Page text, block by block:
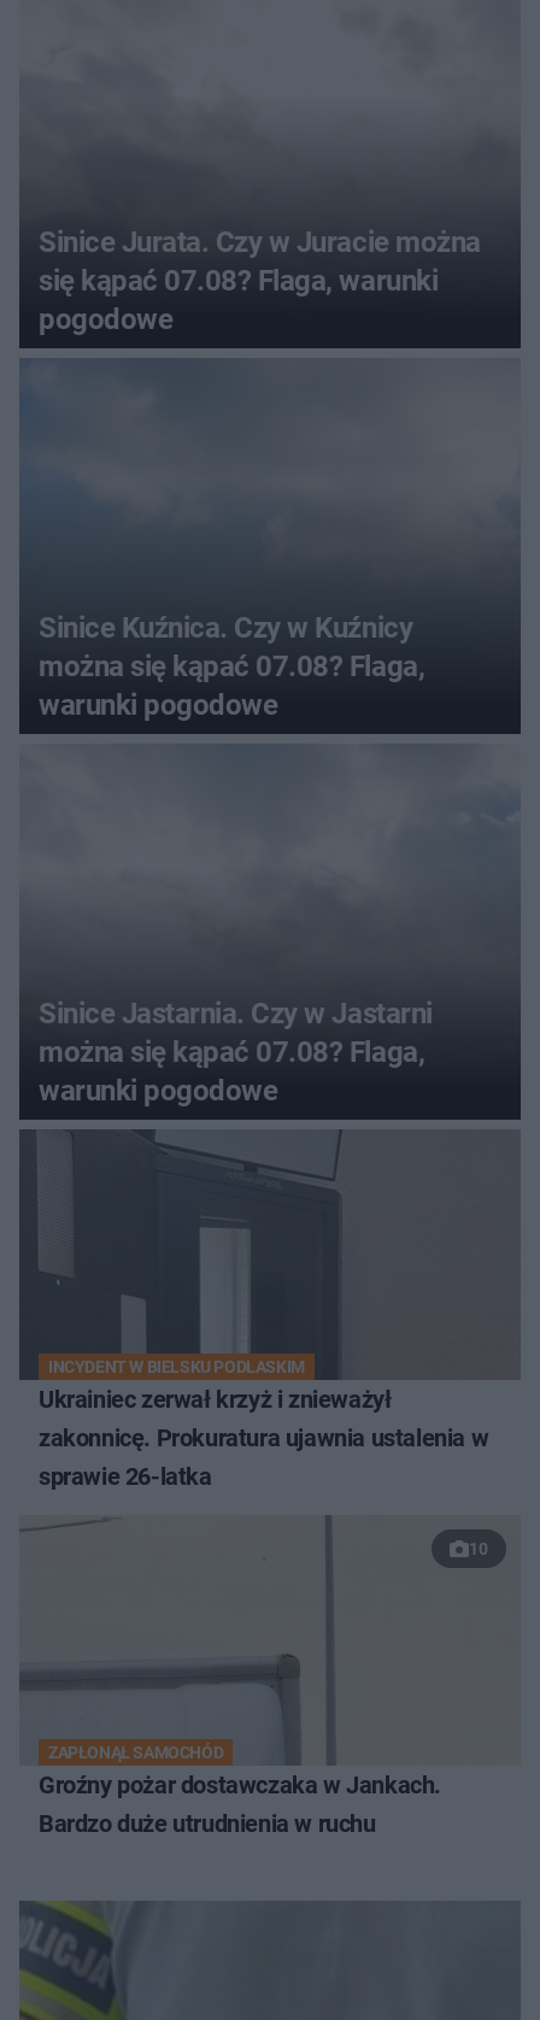
Sinice Jurata. Czy w Juracie można
się kąpać 07.08? Flaga, warunki
pogodowe
Sinice Kuźnica. Czy w Kuźnicy
można się kąpać 07.08? Flaga,
warunki pogodowe
Sinice Jastarnia. Czy w Jastarni
można się kąpać 07.08? Flaga,
warunki pogodowe
INCYDENT W BIELSKU PODLASKIM
Ukrainiec zerwał krzyż i znieważył
zakonnicę. Prokuratura ujawnia ustalenia w
sprawie 26-latka
10
ZAPŁONĄŁ SAMOCHÓD
Groźny pożar dostawczaka w Jankach.
Bardzo duże utrudnienia w ruchu